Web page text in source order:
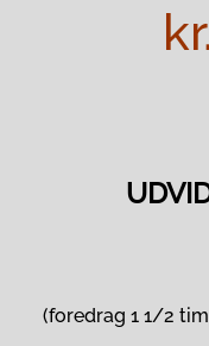
(foredrag 1 1/2